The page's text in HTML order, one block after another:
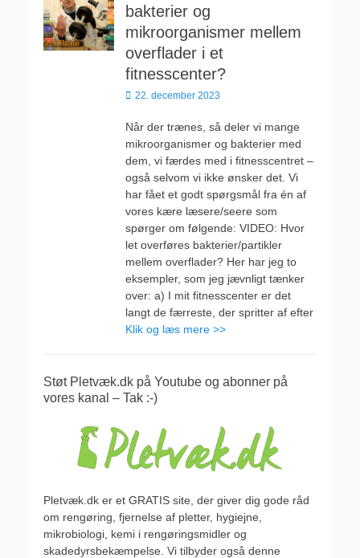
bakterier og
mikroorganismer mellem
overflader i et
fitnesscenter?
Udgivet
22. december 2023
Når der trænes, så deler vi mange
mikroorganismer og bakterier med
dem, vi færdes med i fitnesscentret –
også selvom vi ikke ønsker det. Vi
har fået et godt spørgsmål fra én af
vores kære læsere/seere som
spørger om følgende: VIDEO: Hvor
let overføres bakterier/partikler
mellem overflader? Her har jeg to
eksempler, som jeg jævnligt tænker
over: a) I mit fitnesscenter er det
langt de færreste, der spritter af efter
Klik og læs mere >>
Støt Pletvæk.dk på Youtube og abonner på
vores kanal – Tak :-)
Pletvæk.dk er et GRATIS site, der giver dig gode råd
om rengøring, fjernelse af pletter, hygiejne,
mikrobiologi, kemi i rengøringsmidler og
skadedyrsbekæmpelse. Vi tilbyder også denne